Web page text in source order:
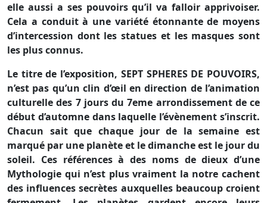
elle aussi a ses pouvoirs qu’il va falloir apprivoiser.
Cela a conduit à une variété étonnante de moyens
d’intercession dont les statues et les masques sont
les plus connus.
Le titre de l’exposition, SEPT SPHERES DE POUVOIRS,
n’est pas qu’un clin d’œil en direction de l’animation
culturelle des 7 jours du 7eme arrondissement de ce
début d’automne dans laquelle l’évènement s’inscrit.
Chacun sait que chaque jour de la semaine est
marqué par une planète et le dimanche est le jour du
soleil. Ces références à des noms de dieux d’une
Mythologie qui n’est plus vraiment la notre cachent
des influences secrètes auxquelles beaucoup croient